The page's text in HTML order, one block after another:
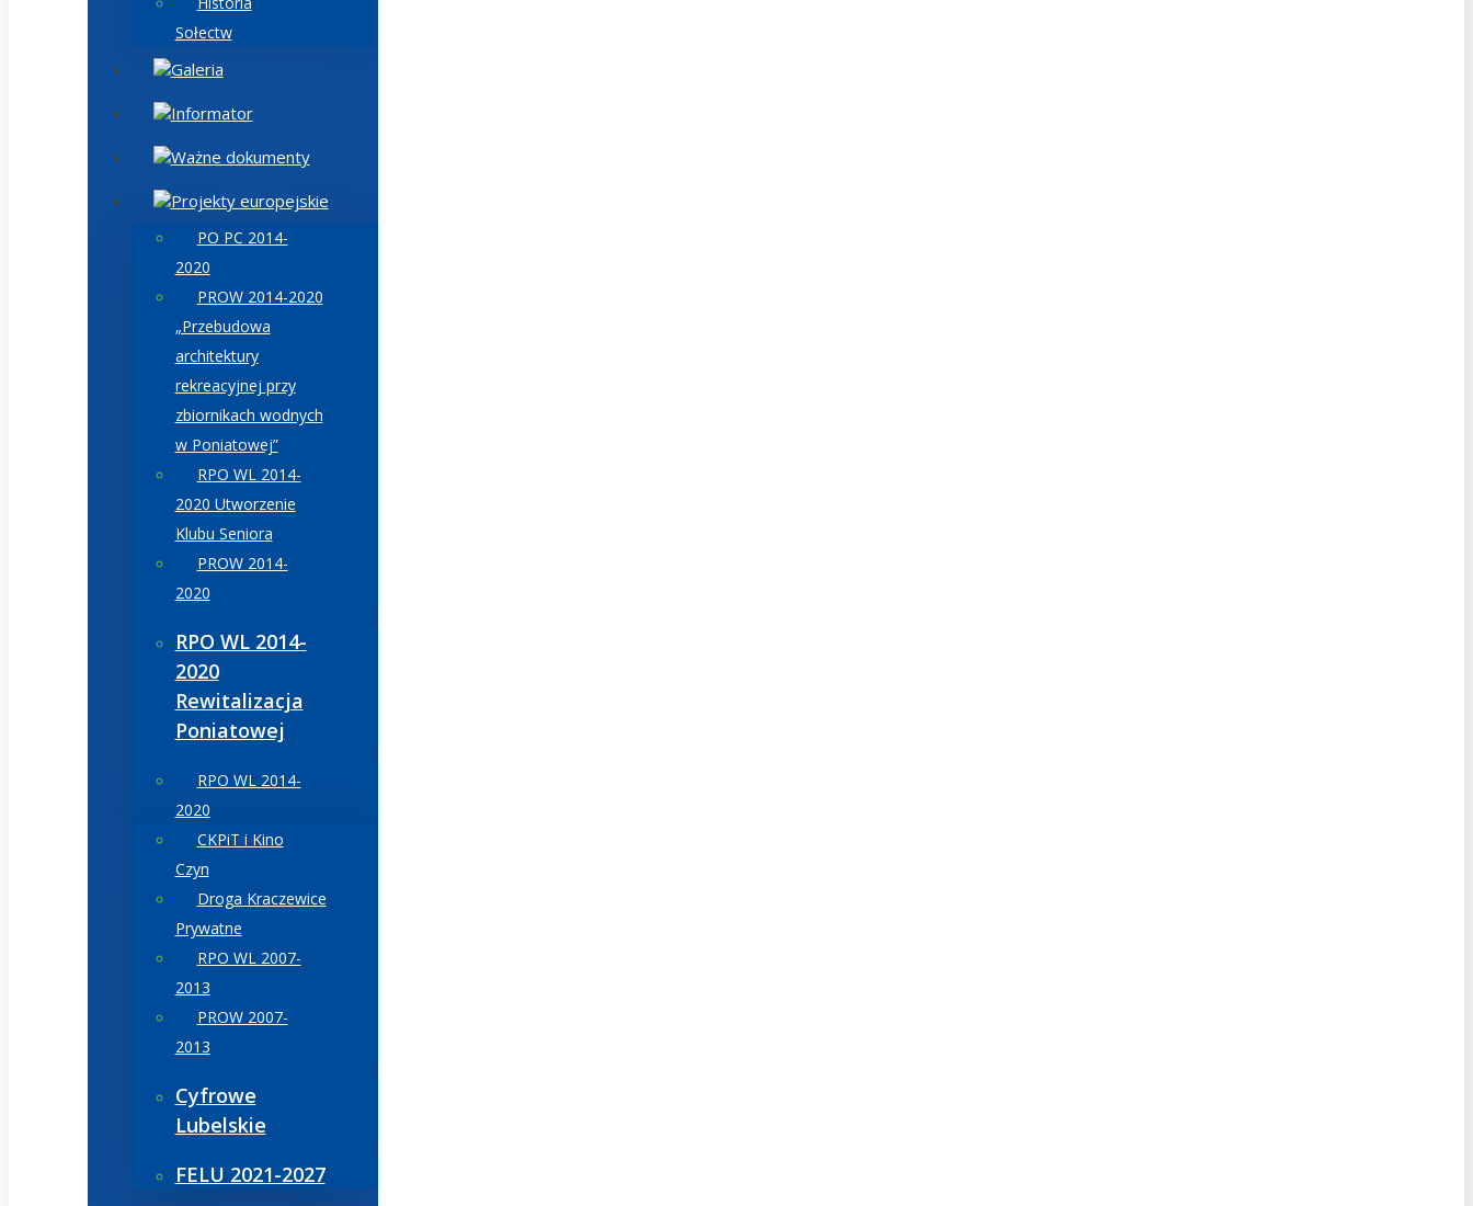
Sołectw
Galeria
Informator
Ważne dokumenty
Projekty europejskie
PO PC 2014-
2020
PROW 2014-2020
„Przebudowa
architektury
rekreacyjnej przy
zbiornikach wodnych
w Poniatowej”
RPO WL 2014-
2020 Utworzenie
Klubu Seniora
PROW 2014-
2020
RPO WL 2014-
2020
Rewitalizacja
Poniatowej
RPO WL 2014-
2020
CKPiT i Kino
Czyn
Droga Kraczewice
Prywatne
RPO WL 2007-
2013
PROW 2007-
2013
Cyfrowe
Lubelskie
FELU 2021-2027